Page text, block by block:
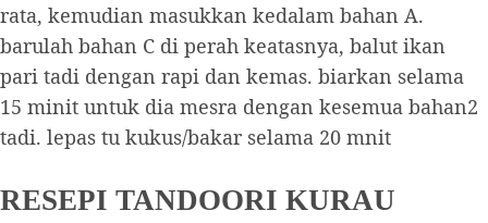
rata, kemudian masukkan kedalam bahan A.
barulah bahan C di perah keatasnya, balut ikan
pari tadi dengan rapi dan kemas. biarkan selama
15 minit untuk dia mesra dengan kesemua bahan2
tadi. lepas tu kukus/bakar selama 20 mnit
RESEPI TANDOORI KURAU